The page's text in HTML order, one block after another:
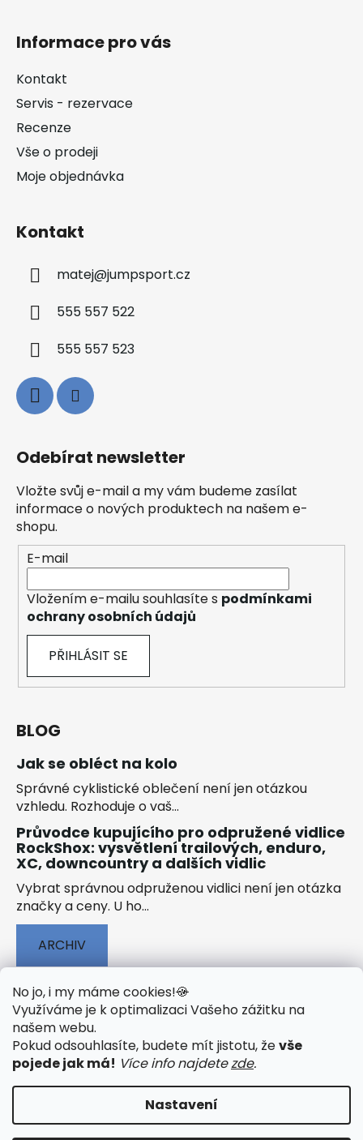
No jo, i my máme cookies!🍪
Využíváme je k optimalizaci Vašeho zážitku na
našem webu.
Pokud odsouhlasíte, budete mít jistotu, ževše
pojede jak má! Více info najdetezde.
Nastavení
Informace pro vás
Kontakt
Servis - rezervace
Recenze
Vše o prodeji
Moje objednávka
Kontakt
matej@jumpsport.cz
555 557 522
555 557 523
Odebírat newsletter
Vložte svůj e-mail a my vám budeme zasílat
informace o nových produktech na našem e-
shopu.
E-mail
Vložením e-mailu souhlasíte s podmínkami
ochrany osobních údajů
PŘIHLÁSIT SE
BLOG
Jak se obléct na kolo
Správné cyklistické oblečení není jen otázkou
vzhledu. Rozhoduje o vaš...
Průvodce kupujícího pro odpružené vidlice
RockShox: vysvětlení trailových, enduro,
XC, downcountry a dalších vidlic
Vybrat správnou odpruženou vidlici není jen otázka
značky a ceny. U ho...
ARCHIV
🟢 TECHNOLOGIE
🟢 O ELEKTROKOLECH
🟢 NÁVODY KE STAŽENÍ